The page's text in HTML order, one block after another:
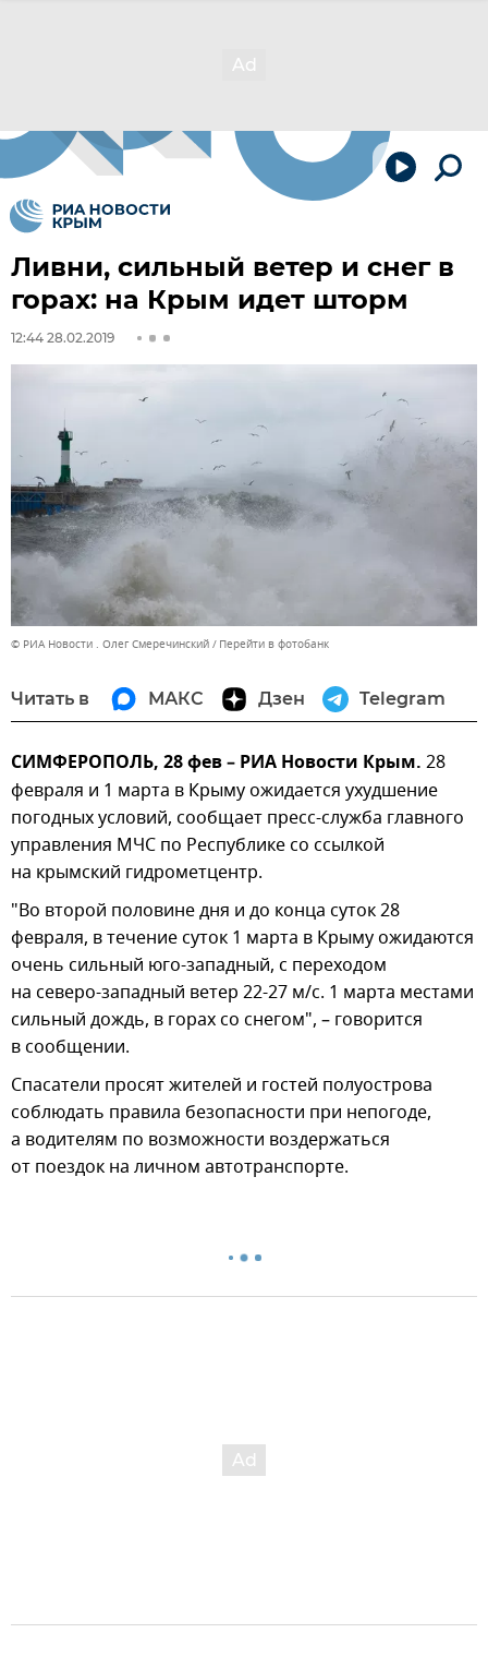
Ливни, сильный ветер и снег в
горах: на Крым идет шторм
12:44 28.02.2019
© РИА Новости . Олег Смеречинский Перейти в фотобанк
Читать в МАКС Дзен Telegram
СИМФЕРОПОЛЬ, 28 фев – РИА Новости Крым. 28
февраля и 1 марта в Крыму ожидается ухудшение
погодных условий, сообщает пресс-служба главного
управления МЧС по Республике со ссылкой
на крымский гидрометцентр.
"Во второй половине дня и до конца суток 28
февраля, в течение суток 1 марта в Крыму ожидаются
очень сильный юго-западный, с переходом
на северо-западный ветер 22-27 м/с. 1 марта местами
сильный дождь, в горах со снегом", – говорится
в сообщении.
Спасатели просят жителей и гостей полуострова
соблюдать правила безопасности при непогоде,
а водителям по возможности воздержаться
от поездок на личном автотранспорте.